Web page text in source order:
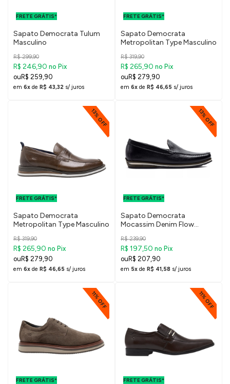
FRETE GRÁTIS*
Sapato Democrata Tulum
Masculino
R$ 299,90
R$ 246,90 no Pix
R$ 259,90
em 6x de R$ 43,32 s/ juros
FRETE GRÁTIS*
Sapato Democrata
Metropolitan Type Masculino
R$ 319,90
R$ 265,90 no Pix
R$ 279,90
em 6x de R$ 46,65 s/ juros
13% OFF
FRETE GRÁTIS*
Sapato Democrata
Metropolitan Type Masculino
R$ 319,90
R$ 265,90 no Pix
R$ 279,90
em 6x de R$ 46,65 s/ juros
13% OFF
FRETE GRÁTIS*
Sapato Democrata
Mocassim Denim Flow
R$ 239,90
R$ 197,50 no Pix
R$ 207,90
em 5x de R$ 41,58 s/ juros
11% OFF
FRETE GRÁTIS*
11% OFF
FRETE GRÁTIS*